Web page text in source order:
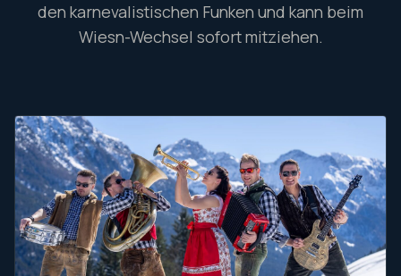
den karnevalistischen Funken und kann beim
Wiesn-Wechsel sofort mitziehen.